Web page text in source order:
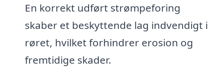
En korrekt udført strømpeforing
skaber et beskyttende lag indvendigt i
røret, hvilket forhindrer erosion og
fremtidige skader.